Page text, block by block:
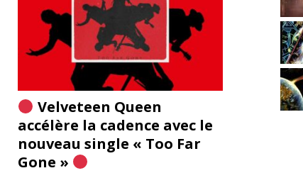
Velveteen Queen
accélère la cadence avec le
nouveau single « Too Far
Gone »